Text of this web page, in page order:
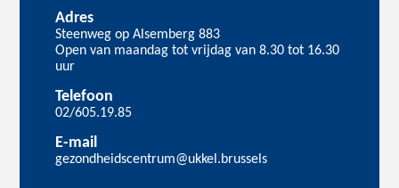
Adres
Steenweg op Alsemberg 883
Open van maandag tot vrijdag van 8.30 tot 16.30
uur
Telefoon
02/605.19.85
E-mail
gezondheidscentrum@ukkel.brussels